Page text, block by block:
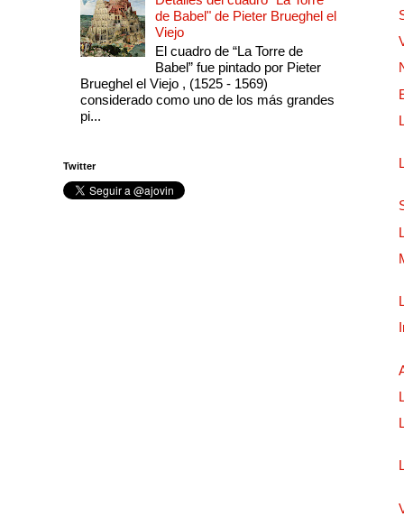
de Babel" de Pieter Brueghel el
Viejo
El cuadro de “La Torre de
Babel” fue pintado por Pieter
Brueghel el Viejo , (1525 - 1569)
considerado como uno de los más grandes
pi...
Twitter